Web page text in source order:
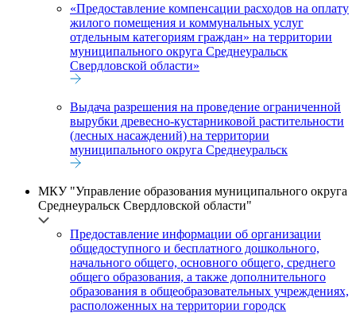
«Предоставление компенсации расходов на оплату
жилого помещения и коммунальных услуг
отдельным категориям граждан» на территории
муниципального округа Среднеуральск
Свердловской области»
Выдача разрешения на проведение ограниченной
вырубки древесно-кустарниковой растительности
(лесных насаждений) на территории
муниципального округа Среднеуральск
МКУ "Управление образования муниципального округа
Среднеуральск Свердловской области"
Предоставление информации об организации
общедоступного и бесплатного дошкольного,
начального общего, основного общего, среднего
общего образования, а также дополнительного
образования в общеобразовательных учреждениях,
расположенных на территории городск